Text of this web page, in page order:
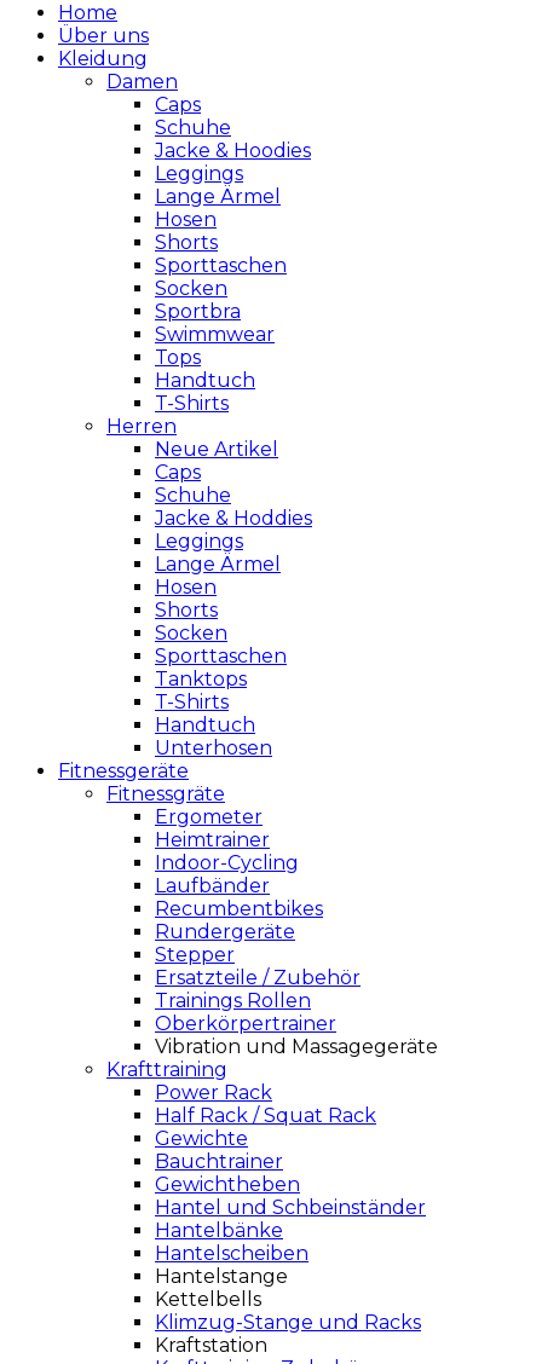
Home
Über uns
Kleidung
Damen
Caps
Schuhe
Jacke & Hoodies
Leggings
Lange Ärmel
Hosen
Shorts
Sporttaschen
Socken
Sportbra
Swimmwear
Tops
Handtuch
T-Shirts
Herren
Neue Artikel
Caps
Schuhe
Jacke & Hoddies
Leggings
Lange Ärmel
Hosen
Shorts
Socken
Sporttaschen
Tanktops
T-Shirts
Handtuch
Unterhosen
Fitnessgeräte
Fitnessgräte
Ergometer
Heimtrainer
Indoor-Cycling
Laufbänder
Recumbentbikes
Rundergeräte
Stepper
Ersatzteile / Zubehör
Trainings Rollen
Oberkörpertrainer
Vibration und Massagegeräte
Krafttraining
Power Rack
Half Rack / Squat Rack
Gewichte
Bauchtrainer
Gewichtheben
Hantel und Schbeinständer
Hantelbänke
Hantelscheiben
Hantelstange
Kettelbells
Klimzug-Stange und Racks
Kraftstation